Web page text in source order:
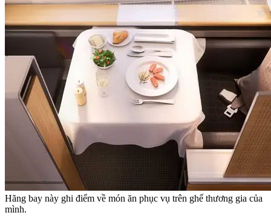
Hãng bay này ghi điểm về món ăn phục vụ trên ghế thương gia của
mình.